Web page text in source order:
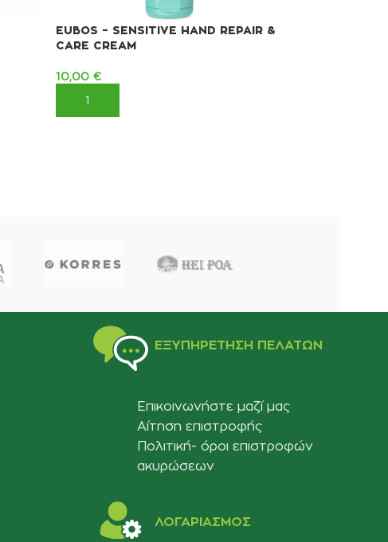
EUBOS – SENSITIVE HAND REPAIR &
CARE CREAM
10,00 €
ΠΡΟΣΘΉΚΗ ΣΤΟ ΚΑΛΆΘΙ
ΕΞΥΠΗΡΈΤΗΣΗ ΠΕΛΑΤΏΝ
Επικοινωνήστε μαζί μας
Αίτηση επιστροφής
Πολιτική- όροι επιστροφών
ακυρώσεων
ΛΟΓΑΡΙΑΣΜΟΣ